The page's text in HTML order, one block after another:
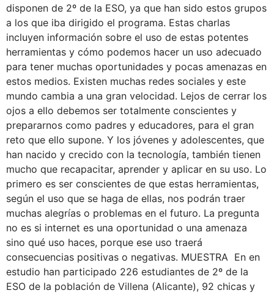
disponen de 2º de la ESO, ya que han sido estos grupos
a los que iba dirigido el programa. Estas charlas
incluyen información sobre el uso de estas potentes
herramientas y cómo podemos hacer un uso adecuado
para tener muchas oportunidades y pocas amenazas en
estos medios. Existen muchas redes sociales y este
mundo cambia a una gran velocidad. Lejos de cerrar los
ojos a ello debemos ser totalmente conscientes y
prepararnos como padres y educadores, para el gran
reto que ello supone. Y los jóvenes y adolescentes, que
han nacido y crecido con la tecnología, también tienen
mucho que recapacitar, aprender y aplicar en su uso. Lo
primero es ser conscientes de que estas herramientas,
según el uso que se haga de ellas, nos podrán traer
muchas alegrías o problemas en el futuro. La pregunta
no es si internet es una oportunidad o una amenaza
sino qué uso haces, porque ese uso traerá
consecuencias positivas o negativas. MUESTRA En en
estudio han participado 226 estudiantes de 2º de la
ESO de la población de Villena (Alicante), 92 chicas y